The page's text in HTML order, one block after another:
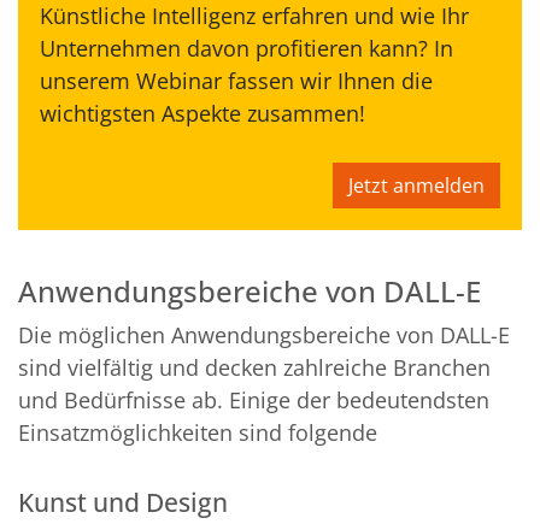
Künstliche Intelligenz erfahren und wie Ihr
Unternehmen davon profitieren kann? In
unserem Webinar fassen wir Ihnen die
wichtigsten Aspekte zusammen!
Jetzt anmelden
Anwendungsbereiche von DALL-E
Die möglichen Anwendungsbereiche von DALL-E
sind vielfältig und decken zahlreiche Branchen
und Bedürfnisse ab. Einige der bedeutendsten
Einsatzmöglichkeiten sind folgende
Kunst und Design